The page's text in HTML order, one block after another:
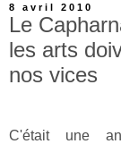
8 avril 2010
Le
les arts
nos vices
C'était une